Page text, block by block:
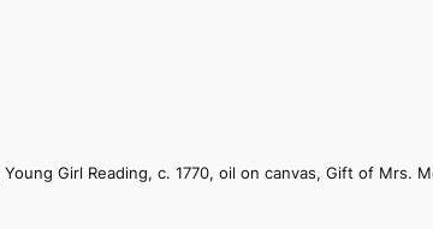
Girl Reading, c. 1770, oil on canvas, Gift of Mrs.